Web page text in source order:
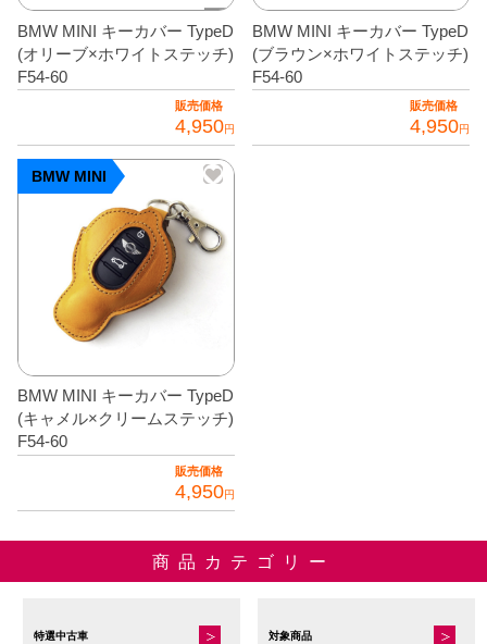
BMW MINI キーカバー TypeD
(オリーブ×ホワイトステッチ)
F54-60
販売価格
4,950円
BMW MINI キーカバー TypeD
(ブラウン×ホワイトステッチ)
F54-60
販売価格
4,950円
BMW MINI
BMW MINI キーカバー TypeD
(キャメル×クリームステッチ)
F54-60
販売価格
4,950円
商品カテゴリー
特選中古車 対象商品